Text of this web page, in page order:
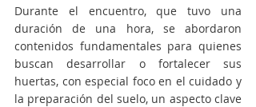
Durante el encuentro, que tuvo una
duración de una hora, se abordaron
contenidos fundamentales para quienes
buscan desarrollar o fortalecer sus
huertas, con especial foco en el cuidado y
la preparación del suelo, un aspecto clave